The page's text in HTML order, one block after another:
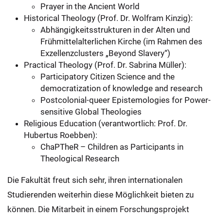
Prayer in the Ancient World
Historical Theology (Prof. Dr. Wolfram Kinzig):
Abhängigkeitsstrukturen in der Alten und
Frühmittelalterlichen Kirche (im Rahmen des
Exzellenzclusters „Beyond Slavery“)
Practical Theology (Prof. Dr. Sabrina Müller):
Participatory Citizen Science and the
democratization of knowledge and research
Postcolonial-queer Epistemologies for Power-
sensitive Global Theologies
Religious Education (verantwortlich: Prof. Dr.
Hubertus Roebben):
ChaPTheR – Children as Participants in
Theological Research
Die Fakultät freut sich sehr, ihren internationalen
Studierenden weiterhin diese Möglichkeit bieten zu
können. Die Mitarbeit in einem Forschungsprojekt